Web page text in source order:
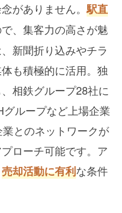
がありません。駅直
、集客力の高さが魅
新聞折り込みやチラ
も積極的に活用。独
相鉄グループ28社に
ループなど上場企業
とのネットワークが
ローチ可能です。ア
売却活動に有利な条件